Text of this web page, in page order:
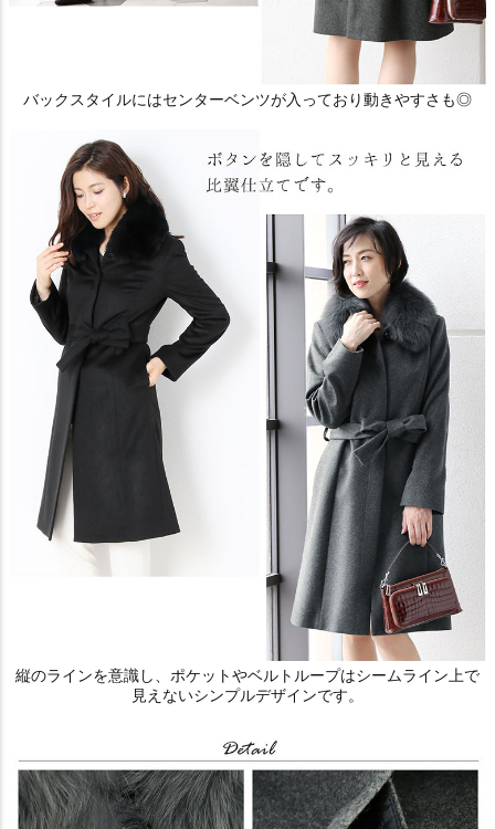
バックスタイルにはセンターベンツが入っており動きやすさも◎
縦のラインを意識し、ポケットやベルトループはシームライン上で
見えないシンプルデザインです。